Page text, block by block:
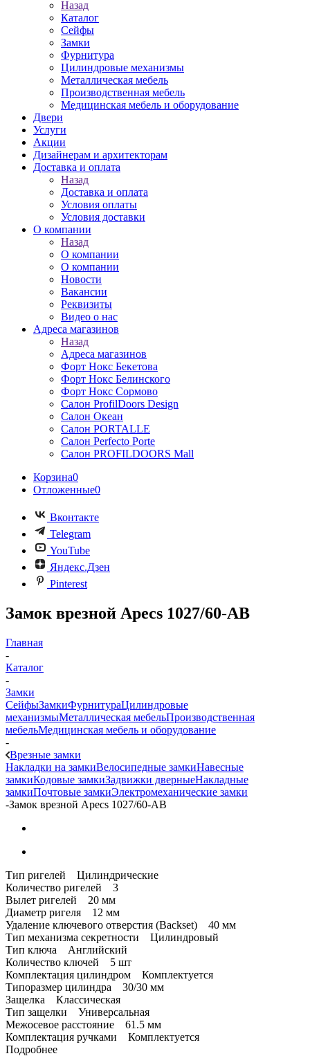
Назад
Каталог
Сейфы
Замки
Фурнитура
Цилиндровые механизмы
Металлическая мебель
Производственная мебель
Медицинская мебель и оборудование
Двери
Услуги
Акции
Дизайнерам и архитекторам
Доставка и оплата
Назад
Доставка и оплата
Условия оплаты
Условия доставки
О компании
Назад
О компании
О компании
Новости
Вакансии
Реквизиты
Видео о нас
Адреса магазинов
Назад
Адреса магазинов
Форт Нокс Бекетова
Форт Нокс Белинского
Форт Нокс Сормово
Салон ProfilDoors Design
Салон Океан
Салон PORTALLE
Салон Perfecto Portе
Салон PROFILDOORS Mall
Корзина0
Отложенные0
Вконтакте
Telegram
YouTube
Яндекс.Дзен
Pinterest
Замок врезной Apecs 1027/60-AB
Главная
-
Каталог
-
Замки
СейфыЗамкиФурнитураЦилиндровые
механизмыМеталлическая мебельПроизводственная
мебельМедицинская мебель и оборудование
-
Врезные замки
Накладки на замкиВелосипедные замкиНавесные
замкиКодовые замкиЗадвижки дверныеНакладные
замкиПочтовые замкиЭлектромеханические замки
-Замок врезной Apecs 1027/60-AB
Тип ригелей Цилиндрические
Количество ригелей 3
Вылет ригелей 20 мм
Диаметр ригеля 12 мм
Удаление ключевого отверстия (Backset) 40 мм
Тип механизма секретности Цилиндровый
Тип ключа Английский
Количество ключей 5 шт
Комплектация цилиндром Комплектуется
Типоразмер цилиндра 30/30 мм
Защелка Классическая
Тип защелки Универсальная
Межосевое расстояние 61.5 мм
Комплектация ручками Комплектуется
Подробнее